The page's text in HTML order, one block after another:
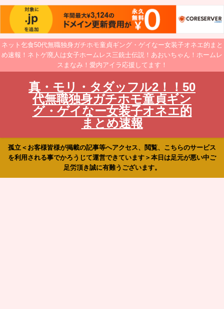
ネット乞食50代無職独身ガチホモ童貞ギング・ゲイなー女装子オネエ的まと
め速報！ネトゲ廃人は女子ホームレス三銃士伝説！あおいちゃん！ホームレ
スまなみ！愛内アイラ応援してます！
真・モリ・タダッフル2！！50
代無職独身ガチホモ童貞ギン
グ・ゲイなー女装子オネエ的
まとめ速報
孤立＜お客様皆様が掲載の記事等へアクセス、閲覧、こちらのサービス
を利用される事でかろうじて運営できています＞本日は足元が悪い中ご
足労頂き誠に有難うございます。